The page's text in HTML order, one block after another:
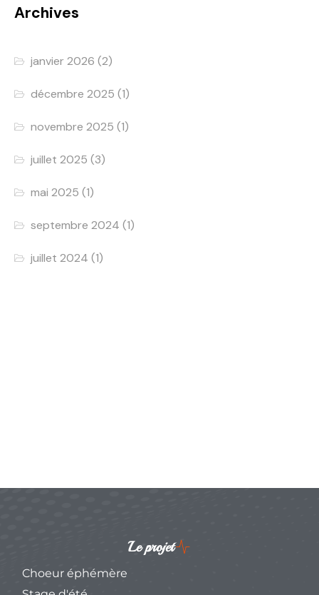
Archives
janvier 2026 (2)
décembre 2025 (1)
novembre 2025 (1)
juillet 2025 (3)
mai 2025 (1)
septembre 2024 (1)
juillet 2024 (1)
Le projet
Choeur éphémère